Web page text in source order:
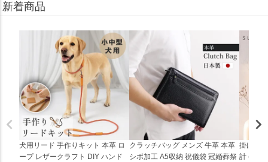
新着商品
犬用リード 手作りキット 本革 ロ
ープ レザークラフト DIY ハンド
クラッチバッグ メンズ 牛革 本革
シボ加工 A5収納 祝儀袋 冠婚葬祭
掛け時
計